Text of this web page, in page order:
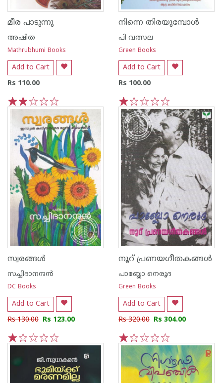
മീര പാടുന്നു
അഷിത
Mathrubhumi Books
Add to Cart
Rs 110.00
5
4
3
2
1
നിന്നെ തിരയുമ്പോൾ
പി വത്സല
Green Books
Add to Cart
Rs 100.00
5
4
3
2
1
സ്വരങ്ങള്‍
സച്ചിദാനന്ദന്‍
DC Books
Add to Cart
Rs 130.00 Rs 123.00
5
4
3
2
1
നൂറ് പ്രണയഗീതകങ്ങള്‍
പാബ്ലോ നെരൂദ
Green Books
Add to Cart
Rs 320.00 Rs 304.00
5
4
3
2
1